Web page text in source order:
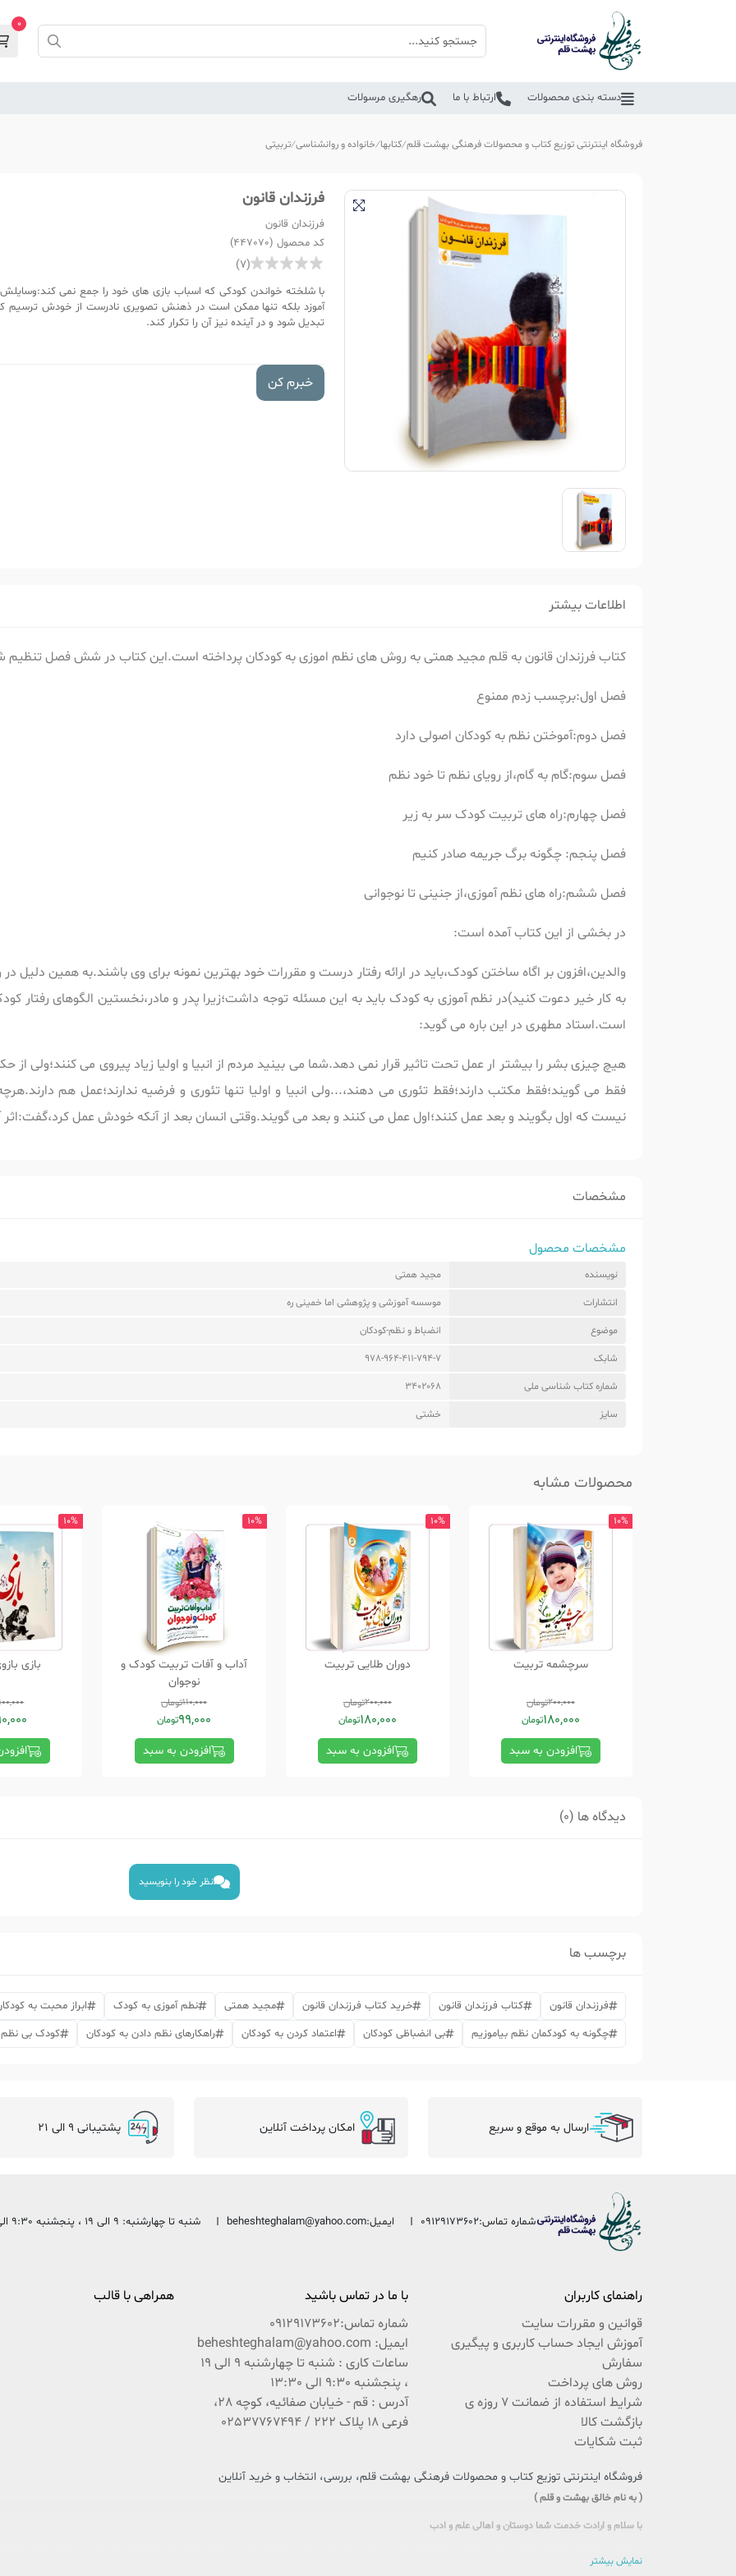
0
دسته بندی محصولات ارتباط با ما رهگیری مرسولات
فروشگاه اینترنتی توزیع کتاب و محصولات فرهنگی بهشت قلم کتابها خانواده و روانشناسی تربیتی
فرزندان قانون
فرزندان قانون
کد محصول (447070)
(7)
با شلخته خواندن کودکی که اسباب بازی های خود را جمع نمی
آموزد بلکه تنها ممکن است در ذهنش تصویری نادرست از خودش ترسیم
تبدیل شود و در آینده نیز آن را تکرار کند.
خبرم کن
اطلاعات بیشتر
کتاب فرزندان قانون به قلم مجید همتی به روش های نظم اموزی به کودکان پرداخته است.این کتاب در شش فصل
فصل اول:برچسب زدم ممنوع
فصل دوم:آموختن نظم به کودکان اصولی دارد
فصل سوم:گام به گام،از رویای نظم تا خود نظم
فصل چهارم:راه های تربیت کودک سر به زیر
فصل پنجم: چگونه برگ جریمه صادر کنیم
فصل ششم:راه های نظم آموزی،از جنینی تا نوجوانی
در بخشی از این کتاب آمده است:
والدین،افزون بر اگاه ساختن کودک،باید در ارائه رفتار درست و مقررات خود بهترین نمونه برای وی باشند.به همین دلیل در
به کار خیر دعوت کنید)در نظم آموزی به کودک باید به این مسئله توجه داشت؛زیرا پدر و مادر،نخستین الگوهای رفتار کودک
است.استاد مطهری در این باره می گوید:
هیچ چیزی بشر را بیشتر ار عمل تحت تاثیر قرار نمی دهد.شما می بینید مردم از انبیا و اولیا زیاد پیروی می کنند؛ولی از
فقط می گویند؛فقط مکتب دارند؛فقط تئوری می دهند،...ولی انبیا و اولیا تنها تئوری و فرضیه ندارند؛عمل هم
نیست که اول بگویند و بعد عمل کنند؛اول عمل می کنند و بعد می گویند.وقتی انسان بعد از آنکه خودش عمل
مشخصات
مشخصات محصول
نویسنده مجید همتی
انتشارات موسسه آموزشی و پژوهشی اما خمینی ره
موضوع انضباط و نظم-کودکان
شابک 978-964-411-794-7
شماره کتاب شناسی ملی 3402068
سایز خشتی
محصولات مشابه
10%
سرچشمه تربیت
200,000تومان
180,000تومان
افزودن به سبد
10%
دوران طلایی تربیت
200,000تومان
180,000تومان
افزودن به سبد
10%
آداب و آفات تربیت کودک و
نوجوان
110,000تومان
99,000تومان
افزودن به سبد
10%
بازی
دیدگاه ها (0)
نظر خود را بنویسید
برچسب ها
فرزندان قانون کتاب فرزندان قانون خرید کتاب فرزندان قانون مجید همتی نطم آموزی به کودک ابراز محبت به
چگونه به کودکمان نظم بیاموزیم
بی انضباظی کودکان اعتماد کردن به کودکان راهکارهای نظم دادن به کودکان کودک بی نظم
ارسال به موقع و سریع امکان پرداخت آنلاین پشتیبانی 9 الی 21
شماره تماس:09129173602 ایمیل:beheshteghalam@yahoo.com شنبه تا چهارشنبه: 9 الی 19 ، پنجشنبه 9:30 الی 13:30
راهنمای کاربران
قوانین و مقررات سایت
آموزش ایجاد حساب کاربری و پیگیری
سفارش
روش های پرداخت
شرایط استفاده از ضمانت 7 روزه ی
بازگشت کالا
ثبت شکایات
با ما در تماس باشید
شماره تماس:09129173602
ایمیل: beheshteghalam@yahoo.com
ساعات کاری : شنبه تا چهارشنبه 9 الی 19
، پنجشنبه 9:30 الی 13:30
آدرس : قم - خیابان صفائیه، کوچه 28،
فرعی 18 پلاک 222 / 02537767494
همراهی با قالب
فروشگاه اینترنتی توزیع کتاب و محصولات فرهنگی بهشت قلم، بررسی، انتخاب و خرید آنلاین
( به نام خالق بهشت و قلم )
با سلام و ارادت خدمت شما دوستان و اهالی علم و ادب
این بار سنگین فرهنگی را، با یاری و مساعدت شما، به دوش بکشد و پُلی باشد بین شما و ناشران و مؤلفان محترم ایران زمین.
نمایش بیشتر